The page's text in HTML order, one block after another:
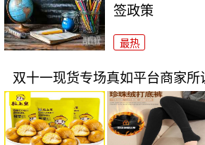
签政策
最热
双十一现货专场真如平台商家所